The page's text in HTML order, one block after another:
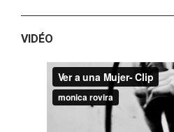
VIDÉO